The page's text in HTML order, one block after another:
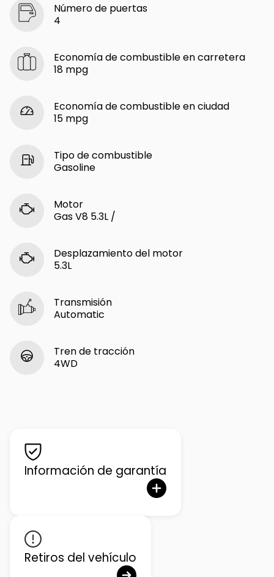
Número de puertas
4
Economía de combustible en carretera
18 mpg
Economía de combustible en ciudad
15 mpg
Tipo de combustible
Gasoline
Motor
Gas V8 5.3L /
Desplazamiento del motor
5.3L
Transmisión
Automatic
Tren de tracción
4WD
Información de garantía
Retiros del vehículo